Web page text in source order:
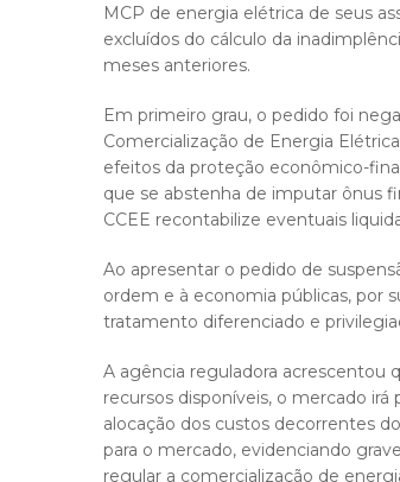
MCP de energia elétrica de seus
excluídos do cálculo da
meses anteriores.
Em primeiro grau, o pedido foi
Comercialização de Energia
efeitos da proteção econômico-
que se abstenha de imputar ônus
CCEE recontabilize eventuais
Ao apresentar o pedido de
ordem e à economia públicas, por
tratamento diferenciado e
A agência reguladora acrescentou
recursos disponíveis, o mercado
alocação dos custos decorrentes
para o mercado, evidenciando
regular a comercialização de